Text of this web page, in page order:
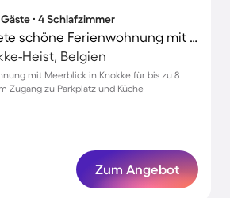
∙ 4 Schlafzimmer
Voll ausgestattete schöne Ferienwohnung mit Terrasse | Meerblick | Strand in der Nähe
Heist, Belgien
mit Meerblick in Knokke für bis zu 8
Zugang zu Parkplatz und Küche
Zum Angebot